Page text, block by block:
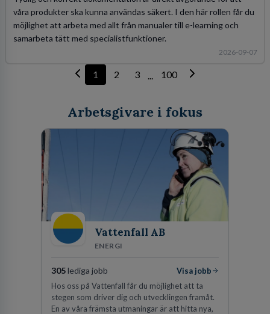
våra produkter ska kunna användas säkert. I den här rollen får du
möjlighet att arbeta med allt från manualer till e-learning och
samarbeta tätt med specialistfunktioner.
2026-09-07
1 2 3 ... 100
Arbetsgivare i fokus
Vattenfall AB
ENERGI
305lediga jobb
Visa jobb
Hos oss på Vattenfall får du möjlighet att ta
stegen som driver dig och utvecklingen framåt.
En av våra främsta utmaningar är att hitta nya,